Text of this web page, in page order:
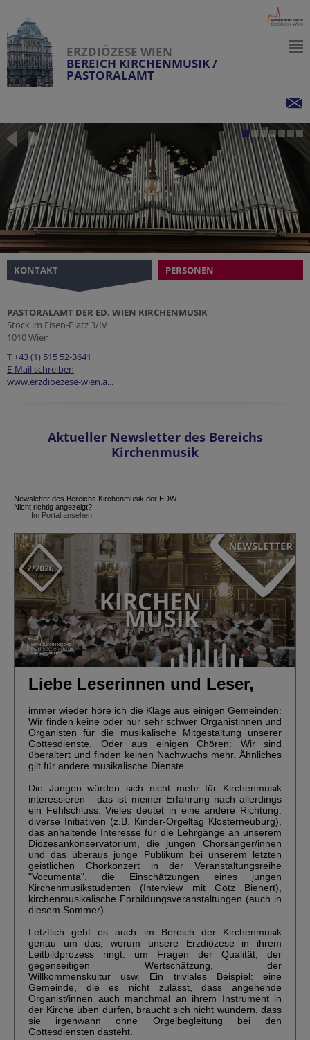
ERZDIÖZESE WIEN
BEREICH KIRCHENMUSIK /
PASTORALAMT
KONTAKT PERSONEN
PASTORALAMT DER ED. WIEN KIRCHENMUSIK
Stock im Eisen-Platz 3/IV
1010 Wien
T+43 (1) 515 52-3641
E-Mail schreiben
www.erzdioezese-wien.a...
Aktueller Newsletter des Bereichs
Kirchenmusik